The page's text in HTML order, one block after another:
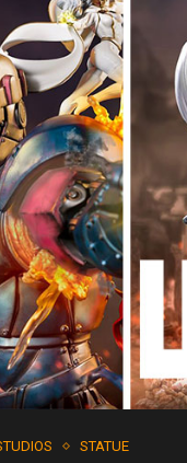
STATUE